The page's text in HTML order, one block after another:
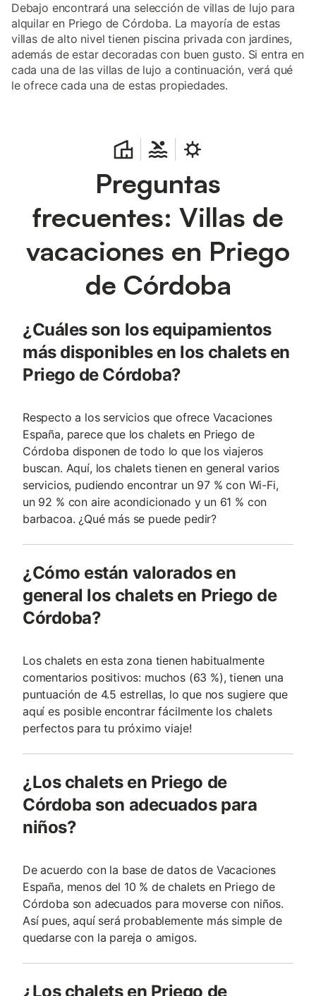
Debajo encontrará una selección de villas de lujo para
alquilar en Priego de Córdoba. La mayoría de estas
villas de alto nivel tienen piscina privada con jardines,
además de estar decoradas con buen gusto. Si entra en
cada una de las villas de lujo a continuación, verá qué
le ofrece cada una de estas propiedades.
Preguntas
frecuentes: Villas de
vacaciones en Priego
de Córdoba
¿Cuáles son los equipamientos
más disponibles en los chalets en
Priego de Córdoba?
Respecto a los servicios que ofrece Vacaciones
España, parece que los chalets en Priego de
Córdoba disponen de todo lo que los viajeros
buscan. Aquí, los chalets tienen en general varios
servicios, pudiendo encontrar un 97 % con Wi-Fi,
un 92 % con aire acondicionado y un 61 % con
barbacoa. ¿Qué más se puede pedir?
¿Cómo están valorados en
general los chalets en Priego de
Córdoba?
Los chalets en esta zona tienen habitualmente
comentarios positivos: muchos (63 %), tienen una
puntuación de 4.5 estrellas, lo que nos sugiere que
aquí es posible encontrar fácilmente los chalets
perfectos para tu próximo viaje!
¿Los chalets en Priego de
Córdoba son adecuados para
niños?
De acuerdo con la base de datos de Vacaciones
España, menos del 10 % de chalets en Priego de
Córdoba son adecuados para moverse con niños.
Así pues, aquí será probablemente más simple de
quedarse con la pareja o amigos.
¿Los chalets en Priego de